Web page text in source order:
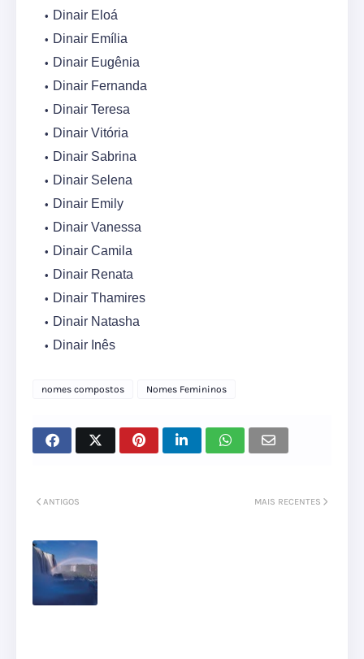
Dinair Eloá
Dinair Emília
Dinair Eugênia
Dinair Fernanda
Dinair Teresa
Dinair Vitória
Dinair Sabrina
Dinair Selena
Dinair Emily
Dinair Vanessa
Dinair Camila
Dinair Renata
Dinair Thamires
Dinair Natasha
Dinair Inês
nomes compostos Nomes Femininos
MAIS RECENTES
ANTIGOS